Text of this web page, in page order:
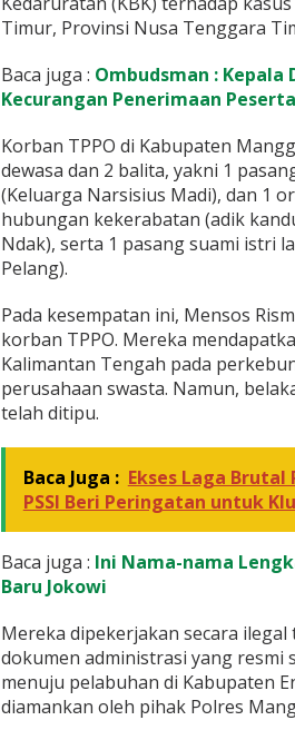
e
n
a
n
g
a
r
a
i
T
i
r
Timur, Provinsi Nusa Tenggara
Baca juga : Ombudsman : Kepala
Kecurangan Penerimaan
Korban TPPO di Kabupaten
dewasa dan 2 balita, yakni 1
(Keluarga Narsisius Madi), dan 1
hubungan kekerabatan (adik
Ndak), serta 1 pasang suami istri
Pelang).
Pada kesempatan ini, Mensos
korban TPPO. Mereka
Kalimantan Tengah pada
perusahaan swasta. Namun,
telah ditipu.
Baca Juga : Ekses Laga Brutal
PSSI Beri Peringatan untuk
Baca juga : Ini Nama-nama
Baru Jokowi
Mereka dipekerjakan secara
dokumen administrasi yang resmi
menuju pelabuhan di Kabupaten
diamankan oleh pihak Polres